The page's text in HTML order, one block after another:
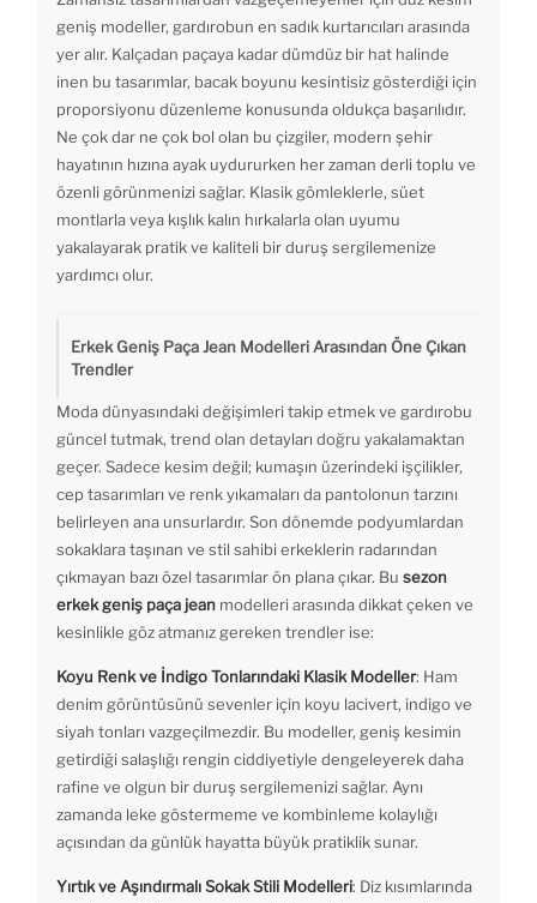
geniş modeller, gardırobun en sadık kurtarıcıları arasında
yer alır. Kalçadan paçaya kadar dümdüz bir hat halinde
inen bu tasarımlar, bacak boyunu kesintisiz gösterdiği için
proporsiyonu düzenleme konusunda oldukça başarılıdır.
Ne çok dar ne çok bol olan bu çizgiler, modern şehir
hayatının hızına ayak uydururken her zaman derli toplu ve
özenli görünmenizi sağlar. Klasik gömleklerle, süet
montlarla veya kışlık kalın hırkalarla olan uyumu
yakalayarak pratik ve kaliteli bir duruş sergilemenize
yardımcı olur.
Erkek Geniş Paça Jean Modelleri Arasından Öne Çıkan
Trendler
Moda dünyasındaki değişimleri takip etmek ve gardırobu
güncel tutmak, trend olan detayları doğru yakalamaktan
geçer. Sadece kesim değil; kumaşın üzerindeki işçilikler,
cep tasarımları ve renk yıkamaları da pantolonun tarzını
belirleyen ana unsurlardır. Son dönemde podyumlardan
sokaklara taşınan ve stil sahibi erkeklerin radarından
çıkmayan bazı özel tasarımlar ön plana çıkar. Bu sezon
erkek geniş paça jean modelleri arasında dikkat çeken ve
kesinlikle göz atmanız gereken trendler ise:
Koyu Renk ve İndigo Tonlarındaki Klasik Modeller: Ham
denim görüntüsünü sevenler için koyu lacivert, indigo ve
siyah tonları vazgeçilmezdir. Bu modeller, geniş kesimin
getirdiği salaşlığı rengin ciddiyetiyle dengeleyerek daha
rafine ve olgun bir duruş sergilemenizi sağlar. Aynı
zamanda leke göstermeme ve kombinleme kolaylığı
açısından da günlük hayatta büyük pratiklik sunar.
Yırtık ve Aşındırmalı Sokak Stili Modelleri: Diz kısımlarında